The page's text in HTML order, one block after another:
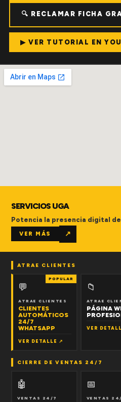
🔍 RECLAMAR FICHA
▶ VER TUTORIAL EN
SERVICIOS UGA
Potencia la presencia digital
VER MÁS ↗
ATRAE CLIENTES
POPULAR
💬
ATRAE CLIENTES
CLIENTES
AUTOMÁTICOS
24/7
WHATSAPP
VER DETALLE ↗
📁
ATRAE
PÁGINA
VER
CIERRE DE VENTAS 24/7
🤖
VENTAS 24/7
📅
VENTAS